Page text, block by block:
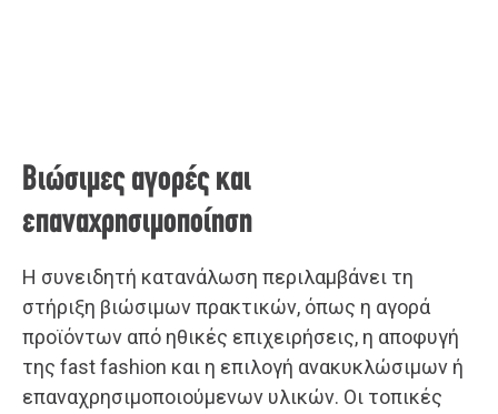
Βιώσιμες αγορές και
επαναχρησιμοποίηση
Η συνειδητή κατανάλωση περιλαμβάνει τη
στήριξη βιώσιμων πρακτικών, όπως η αγορά
προϊόντων από ηθικές επιχειρήσεις, η αποφυγή
της fast fashion και η επιλογή ανακυκλώσιμων ή
επαναχρησιμοποιούμενων υλικών. Οι τοπικές